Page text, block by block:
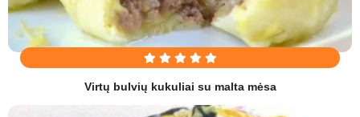
Virtų bulvių kukuliai su malta mėsa